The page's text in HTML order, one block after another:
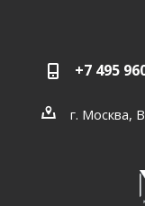
+7 495
г. Москва,